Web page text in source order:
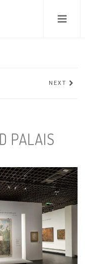
NEXT
PALAIS